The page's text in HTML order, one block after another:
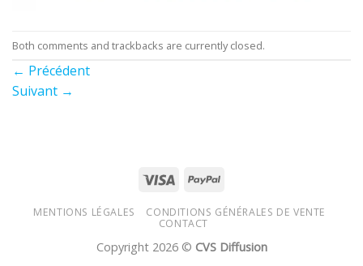
Both comments and trackbacks are currently closed.
← Précédent
Suivant →
MENTIONS LÉGALES
CONDITIONS GÉNÉRALES DE VENTE
CONTACT
Copyright 2026 © CVS Diffusion